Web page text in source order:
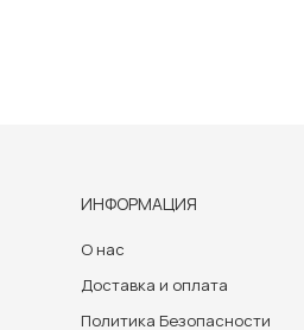
ИНФОРМАЦИЯ
О нас
Доставка и оплата
Политика Безопасности